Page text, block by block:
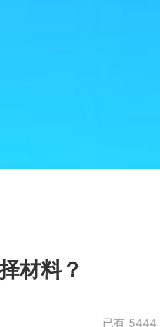
材料？
已有 5444